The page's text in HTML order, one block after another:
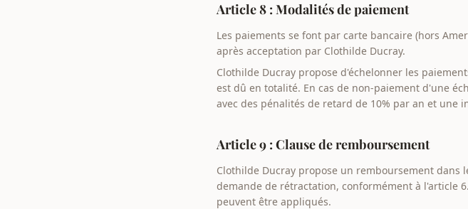
Article 8 : Modalités de paiement
Les paiements se font par carte bancaire (hors
après acceptation par Clothilde Ducray.
Clothilde Ducray propose d'échelonner les
est dû en totalité. En cas de non-paiement d'une
avec des pénalités de retard de 10% par an et une
Article 9 : Clause de remboursement
Clothilde Ducray propose un remboursement dans
demande de rétractation, conformément à l'article
peuvent être appliqués.